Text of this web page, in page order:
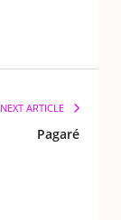
NEXT ARTICLE
Pagaré